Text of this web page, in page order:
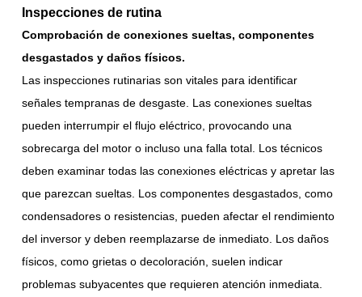
Inspecciones de rutina
Comprobación de conexiones sueltas, componentes
desgastados y daños físicos.
Las inspecciones rutinarias son vitales para identificar
señales tempranas de desgaste. Las conexiones sueltas
pueden interrumpir el flujo eléctrico, provocando una
sobrecarga del motor o incluso una falla total. Los técnicos
deben examinar todas las conexiones eléctricas y apretar las
que parezcan sueltas. Los componentes desgastados, como
condensadores o resistencias, pueden afectar el rendimiento
del inversor y deben reemplazarse de inmediato. Los daños
físicos, como grietas o decoloración, suelen indicar
problemas subyacentes que requieren atención inmediata.